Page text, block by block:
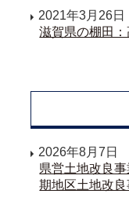
2021年3月26日
滋賀県の棚田：
2026年8月7日
県営土地改良
期地区土地改良